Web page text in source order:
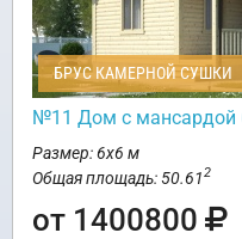
БРУС КАМЕРНОЙ СУШКИ
№11 Дом с мансардой
Размер: 6х6 м
Общая площадь: 50.612
от 1400800